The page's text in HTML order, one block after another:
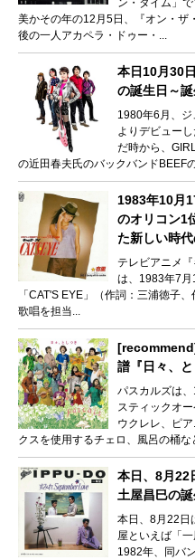
美かその年の12月5日、『オン・ザ
後の一人アカペラ・ドゥー・...
本日10月30
の誕生日～
1980年6月、
よりデビュー
だ時から、
の近田春夫氏のバックバンドBEEFの
1983年10月
のオリコン1
た新しい時代
テレビアニメ
は、1983年7月
「CAT'S EYE」（作詞：三浦徳子
歌唱を担当...
譜『日々、と
パスカルズは
スティックオ
ウクレレ、ピ
クスを使用するチェロ、風呂の桶な
本日、8月22
土屋昌巳の誕
本日、8月22日
屋といえば「
1982年、同バ